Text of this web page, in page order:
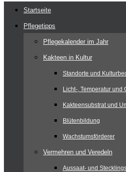
Zum
Inhalt
springen
Startseite
Pflegetipps
Pflegekalender im Jahr
Kakteen in Kultur
Standorte und
Licht-, Temperatur und
Kakteensubstrat und
Blütenbildung
Wachstumsförderer
Vermehren und Veredeln
Aussaat- und